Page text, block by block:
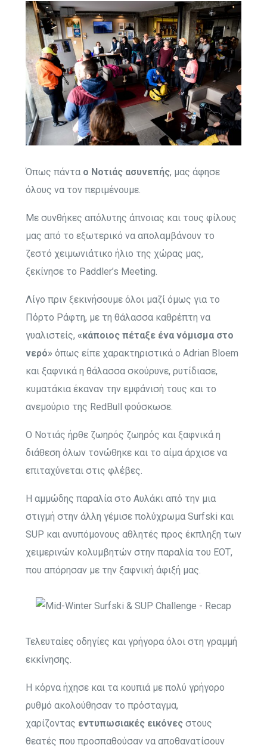
Όπως πάντα ο Νοτιάς ασυνεπής, μας άφησε
όλους να τον περιμένουμε.
Με συνθήκες απόλυτης άπνοιας και τους φίλους
μας από το εξωτερικό να απολαμβάνουν το
ζεστό χειμωνιάτικο ήλιο της χώρας μας,
ξεκίνησε το Paddler’s Meeting.
Λίγο πριν ξεκινήσουμε όλοι μαζί όμως για το
Πόρτο Ράφτη, με τη θάλασσα καθρέπτη να
γυαλιστείς, «κάποιος πέταξε ένα νόμισμα στο
νερό»όπως είπε χαρακτηριστικά ο Adrian Bloem
και ξαφνικά η θάλασσα σκούρυνε, ρυτίδιασε,
κυματάκια έκαναν την εμφάνισή τους και το
ανεμούριο της RedBull φούσκωσε.
Ο Νοτιάς ήρθε ζωηρός ζωηρός και ξαφνικά η
διάθεση όλων τονώθηκε και το αίμα άρχισε να
επιταχύνεται στις φλέβες.
Η αμμώδης παραλία στο Αυλάκι από την μια
στιγμή στην άλλη γέμισε πολύχρωμα Surfski και
SUP και ανυπόμονους αθλητές προς έκπληξη των
χειμερινών κολυμβητών στην παραλία του ΕΟΤ,
που απόρησαν με την ξαφνική άφιξή μας.
Τελευταίες οδηγίες και γρήγορα όλοι στη γραμμή
εκκίνησης.
Η κόρνα ήχησε και τα κουπιά με πολύ γρήγορο
ρυθμό ακολούθησαν το πρόσταγμα,
χαρίζοντας εντυπωσιακές εικόνεςστους
θεατές που προσπαθούσαν να αποθανατίσουν